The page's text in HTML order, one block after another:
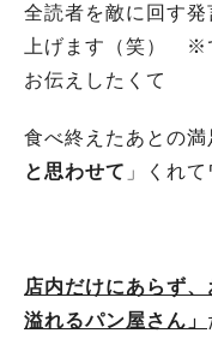
全読者を敵に回す
上げます（笑） ※
お伝えしたくて
食べ終えたあとの満
と思わせて 」くれ
店内だけにあらず
溢れるパン屋さん」